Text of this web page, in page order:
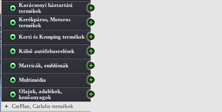
Karácsonyi háztartási
termékek
Kerékpáros, Motoros
termékek
Kerti és Kemping termékek
Külső autófelszerelések
Matricák, emblémák
Multimédia
Olajok, adalékok,
kenőanyagok
+ CarPlan, Carlube termékek